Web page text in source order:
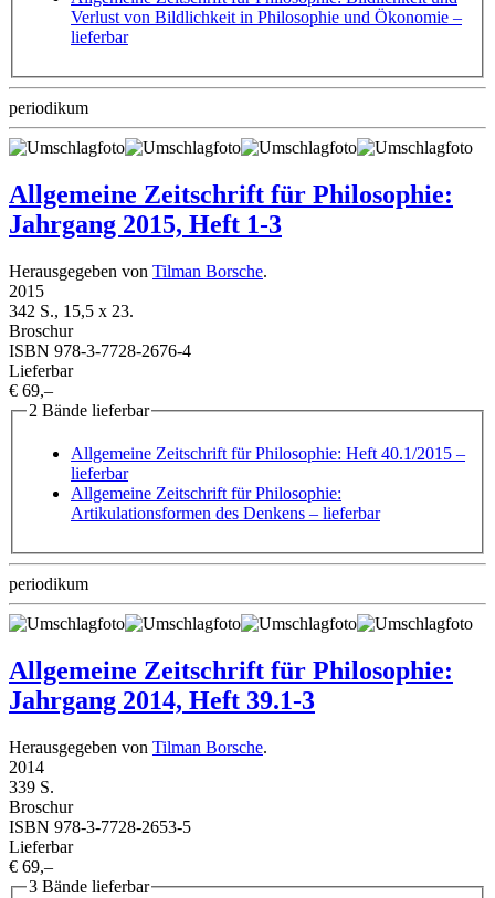
Verlust von Bildlichkeit in Philosophie und Ökonomie –
lieferbar
periodikum
Allgemeine Zeitschrift für Philosophie:
Jahrgang 2015, Heft 1-3
Herausgegeben von Tilman Borsche.
2015
342 S., 15,5 x 23.
Broschur
ISBN 978-3-7728-2676-4
Lieferbar
€ 69,–
2 Bände lieferbar
Allgemeine Zeitschrift für Philosophie: Heft 40.1/2015 –
lieferbar
Allgemeine Zeitschrift für Philosophie:
Artikulationsformen des Denkens – lieferbar
periodikum
Allgemeine Zeitschrift für Philosophie:
Jahrgang 2014, Heft 39.1-3
Herausgegeben von Tilman Borsche.
2014
339 S.
Broschur
ISBN 978-3-7728-2653-5
Lieferbar
€ 69,–
3 Bände lieferbar